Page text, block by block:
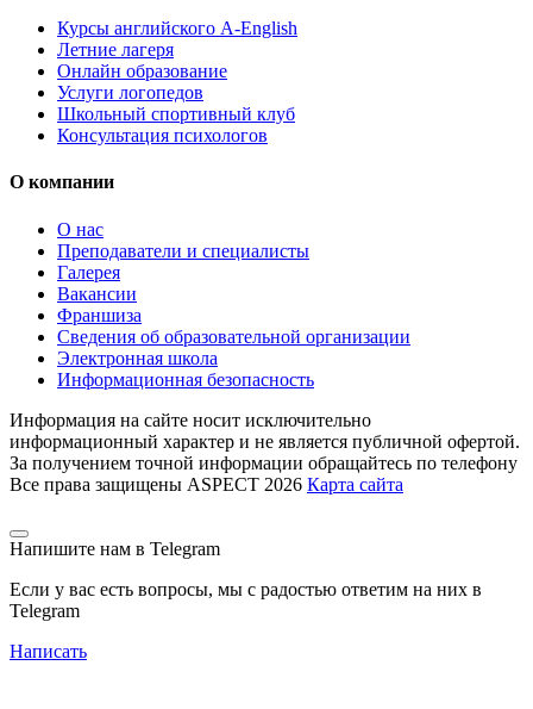
Курсы английского A-English
Летние лагеря
Онлайн образование
Услуги логопедов
Школьный спортивный клуб
Консультация психологов
О компании
О нас
Преподаватели и специалисты
Галерея
Вакансии
Франшиза
Сведения об образовательной организации
Электронная школа
Информационная безопасность
Информация на сайте носит исключительно
информационный характер и не является публичной офертой.
За получением точной информации обращайтесь по телефону
Все права защищены ASPECT 2026 Карта сайта
Напишите нам в Telegram
Если у вас есть вопросы, мы с радостью ответим на них в
Telegram
Написать